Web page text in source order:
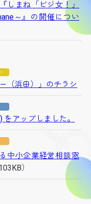
しまね「ビジ女！」
～』の開催につい
（浜田）」のチラシ
をアップしました。
中小企業経営相談窓
）